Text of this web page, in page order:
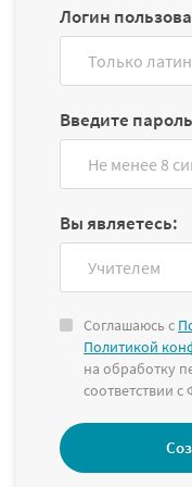
Логин
Введите
Вы являетесь:
Соглашаюсь с
Политикой
на обработку
соответствии